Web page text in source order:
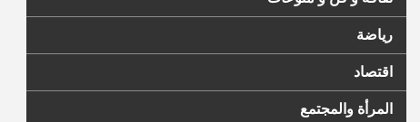
رياضة
اقتصاد
المرأة والمجتمع